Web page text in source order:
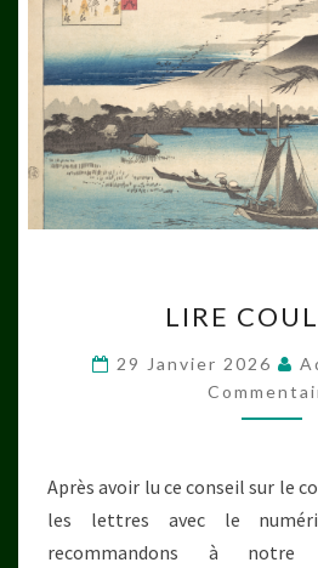
LIRE
29 Janvier 2026
Après avoir lu ce conseil sur le
les lettres avec le
recommandons à notre